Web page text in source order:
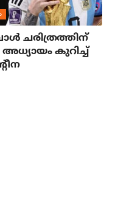
ചരിത്രത്തിന്
കുറിച്ച്